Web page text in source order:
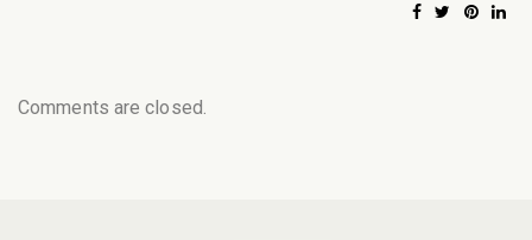
Comments are closed.